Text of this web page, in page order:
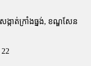
ង្កាត់ក្រាំងធ្នង់, ខណ្ឌសែន